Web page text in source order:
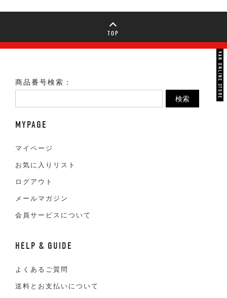
TOP
商品番号検索：
検索
MYPAGE
マイページ
お気に入りリスト
ログアウト
メールマガジン
会員サービスについて
HELP & GUIDE
よくあるご質問
送料とお支払いについて
VAN ONLINE STORE